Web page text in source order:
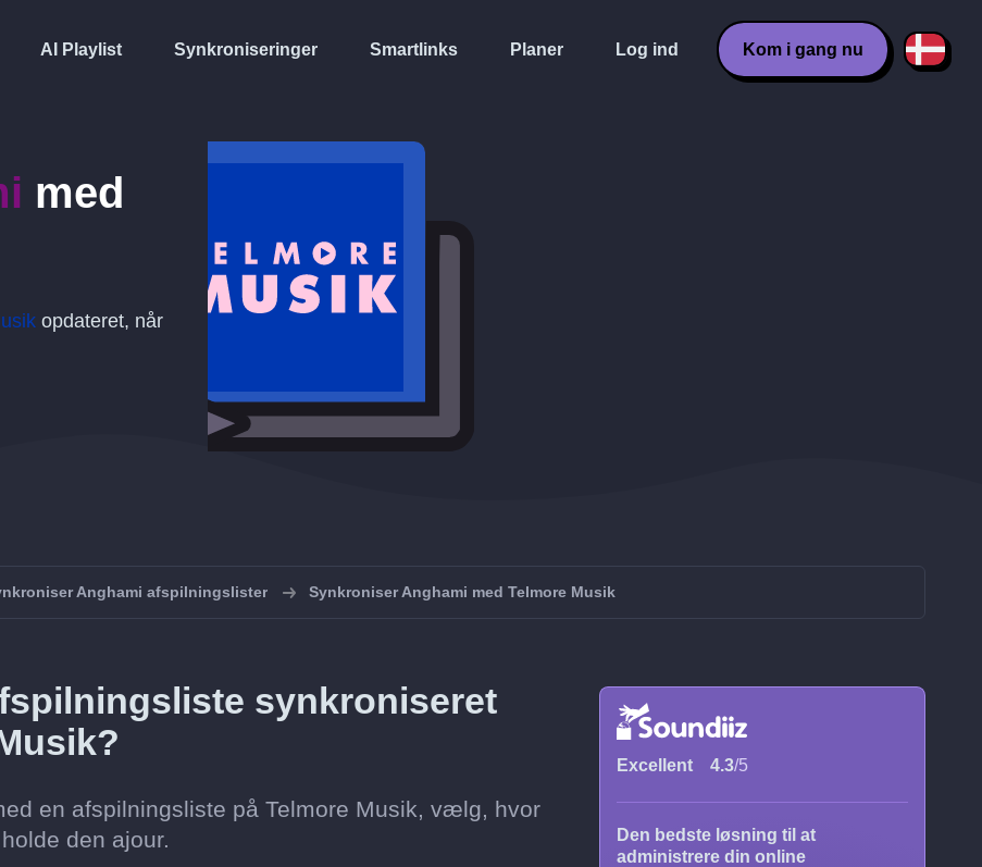
AI Playlist Synkroniseringer Smartlinks Planer Log ind Kom i gang nu
med
opdateret, når
Anghami afspilningslister Synkroniser Anghami med Telmore Musik
synkroniseret
en afspilningsliste på Telmore Musik, vælg, hvor
den ajour.
Excellent 4.3/5
Den bedste løsning til at
administrere din online